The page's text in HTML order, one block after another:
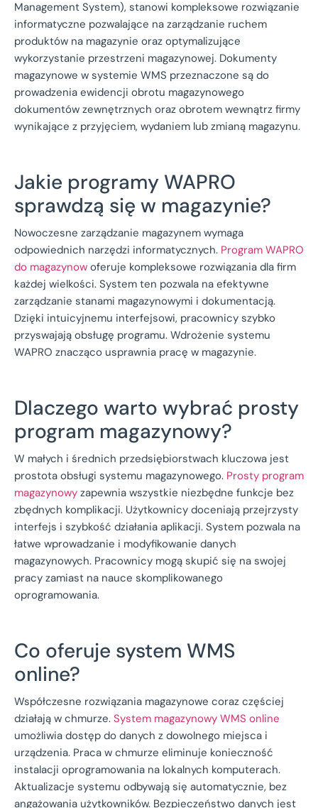
Management System), stanowi kompleksowe rozwiązanie
informatyczne pozwalające na zarządzanie ruchem
produktów na magazynie oraz optymalizujące
wykorzystanie przestrzeni magazynowej. Dokumenty
magazynowe w systemie WMS przeznaczone są do
prowadzenia ewidencji obrotu magazynowego
dokumentów zewnętrznych oraz obrotem wewnątrz firmy
wynikające z przyjęciem, wydaniem lub zmianą magazynu.
Jakie programy WAPRO
sprawdzą się w magazynie?
Nowoczesne zarządzanie magazynem wymaga
odpowiednich narzędzi informatycznych. Program WAPRO
do magazynow oferuje kompleksowe rozwiązania dla firm
każdej wielkości. System ten pozwala na efektywne
zarządzanie stanami magazynowymi i dokumentacją.
Dzięki intuicyjnemu interfejsowi, pracownicy szybko
przyswajają obsługę programu. Wdrożenie systemu
WAPRO znacząco usprawnia pracę w magazynie.
Dlaczego warto wybrać prosty
program magazynowy?
W małych i średnich przedsiębiorstwach kluczowa jest
prostota obsługi systemu magazynowego. Prosty program
magazynowy zapewnia wszystkie niezbędne funkcje bez
zbędnych komplikacji. Użytkownicy doceniają przejrzysty
interfejs i szybkość działania aplikacji. System pozwala na
łatwe wprowadzanie i modyfikowanie danych
magazynowych. Pracownicy mogą skupić się na swojej
pracy zamiast na nauce skomplikowanego
oprogramowania.
Co oferuje system WMS
online?
Współczesne rozwiązania magazynowe coraz częściej
działają w chmurze. System magazynowy WMS online
umożliwia dostęp do danych z dowolnego miejsca i
urządzenia. Praca w chmurze eliminuje konieczność
instalacji oprogramowania na lokalnych komputerach.
Aktualizacje systemu odbywają się automatycznie, bez
angażowania użytkowników. Bezpieczeństwo danych jest